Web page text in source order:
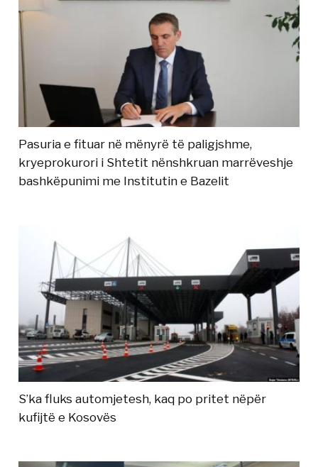
Pasuria e fituar në mënyrë të paligjshme,
kryeprokurori i Shtetit nënshkruan marrëveshje
bashkëpunimi me Institutin e Bazelit
S’ka fluks automjetesh, kaq po pritet nëpër
kufijtë e Kosovës